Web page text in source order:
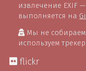
извлечение EXIF —
выполняется на
Мы не
используем
flickr